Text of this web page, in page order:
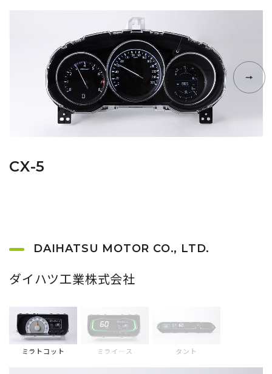
CX-5
DAIHATSU MOTOR CO., LTD.
ダイハツ工業株式会社
ミラトコット ミライ―ス タント